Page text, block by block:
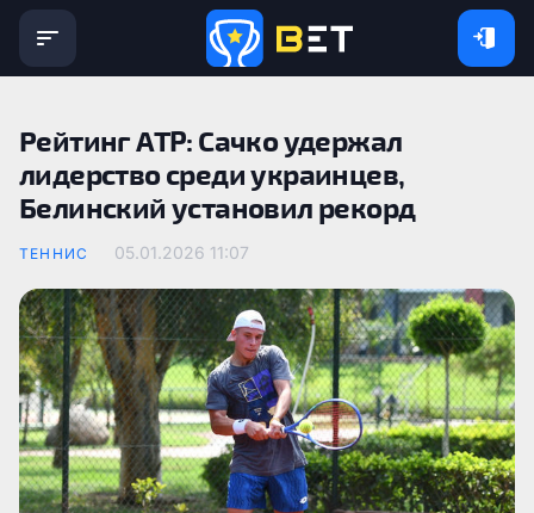
Рейтинг ATP: Сачко удержал
лидерство среди украинцев,
Белинский установил рекорд
ТЕННИС 05.01.2026 11:07